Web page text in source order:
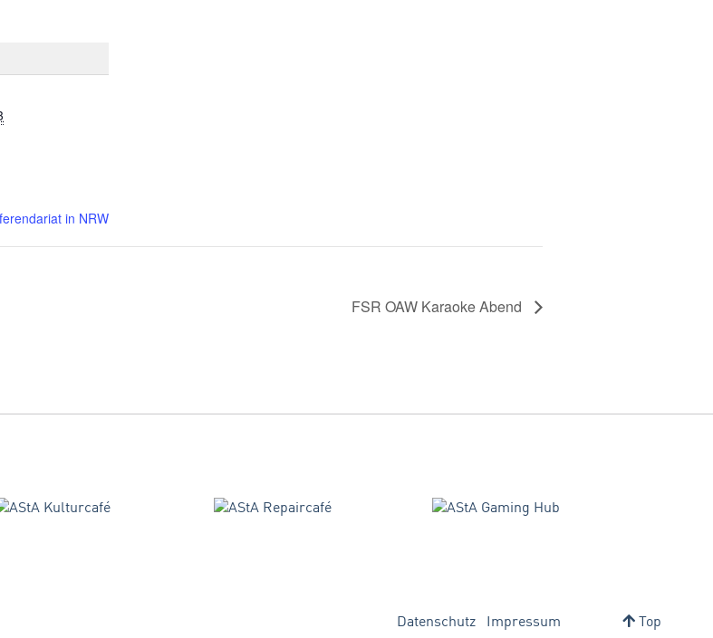
in NRW
FSR OAW Karaoke Abend
Datenschutz Impressum Top